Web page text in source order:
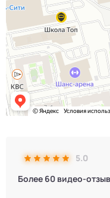
5.0
Более 60 видео-